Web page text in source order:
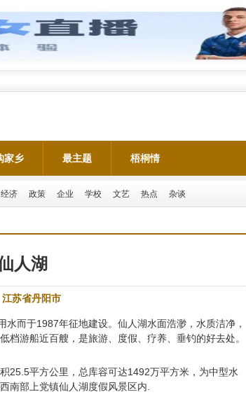
家乡 最主题 梧桐情
经济 政策 企业 学校 文艺 热点 杂谈
人湖
江苏省丹阳市
而于1987年征地建设。仙人湖水面浩渺，水质洁净，
游船近百艘，是旅游、度假、疗养、垂钓的好去处。
25.5平方公里，总库容可达1492万平方米，为中型水
南部上党镇仙人湖度假风景区内.